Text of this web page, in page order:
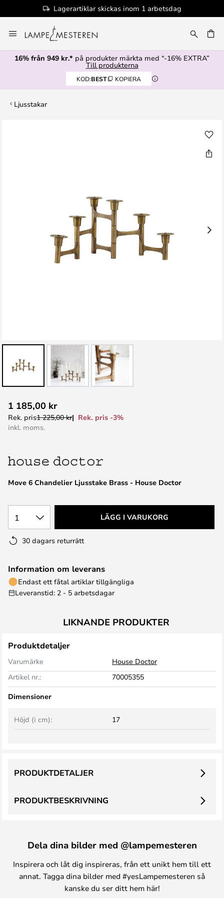
Lagerartiklar skickas inom 1 arbetsdag
till
innehållet
16% från 949 kr.* på produkter märkta med “-16% EXTRA”
Till produkterna
KOD:BEST KOPIERA
Ljusstakar
till
början
Move 6 Chandelier Ljusstake Brass - House Doctor
1 185,00 kr
Rek. pris1 225,00 kr
Rek. pris -3%
inkl. moms.
1 LÄGG I VARUKORG
30 dagars returrätt
Information om leverans
Endast ett fåtal artiklar tillgängliga
Leveranstid: 2 - 5 arbetsdagar
LIKNANDE PRODUKTER
Produktdetaljer
Varumärke
House Doctor
Artikel nr.:
70005355
Dimensioner
Höjd (i cm): 17
PRODUKTBESKRIVNING
PRODUKTDETALJER
Dela dina bilder med @lampemesteren
Inspirera och låt dig inspireras, från ett unikt hem till ett
annat. Tagga dina bilder med #yesLampemesteren så
kanske du ser ditt hem här!